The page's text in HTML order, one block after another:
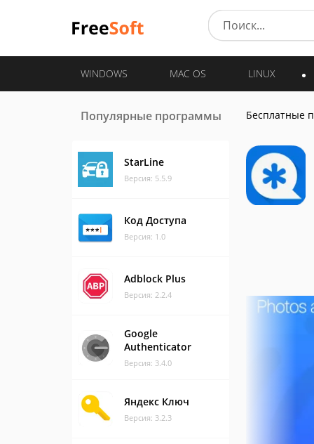
WINDOWS MAC OS LINUX
Популярные программы
StarLine
Версия: 5.5.9
Код Доступа
Версия: 1.0
Adblock Plus
Версия: 2.2.4
Google
Authenticator
Версия: 3.4.0
Яндекс Ключ
Версия: 3.2.3
Бесплатные